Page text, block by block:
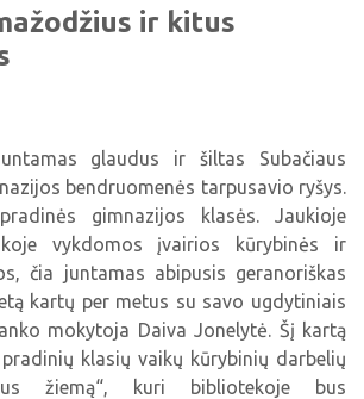
visiems
parodos
kupiškėnai
takais: interaktyvi kelionė
prabylančios autoriaus balsu
kraštas
parodos
programa „Atrask ir kurk"
leidiniai
patiks
informacija
darbo grupės
ir kitus
glaudus ir šiltas Subačiaus
bendruomenės tarpusavio ryšys.
gimnazijos klasės. Jaukioje
vykdomos įvairios kūrybinės ir
čia juntamas abipusis geranoriškas
kartų per metus su savo ugdytiniais
mokytoja Daiva Jonelytė. Šį kartą
klasių vaikų kūrybinių darbelių
žiemą“, kuri bibliotekoje bus